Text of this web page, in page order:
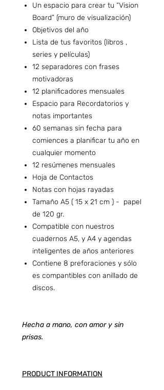
Un espacio para crear tu “Vision
Board” (muro de visualización)
Objetivos del año
Lista de tus favoritos (libros ,
series y películas)
12 separadores con frases
motivadoras
12 planificadores mensuales
Espacio para Recordatorios y
notas importantes
60 semanas sin fecha para
comiences a planificar tu año en
cualquier momento
12 resúmenes mensuales
Hoja de Contactos
Notas con hojas rayadas
Tamaño A5 ( 15 x 21 cm ) - papel
de 120 gr.
Compatible con nuestros
cuadernos A5, y A4 y agendas
inteligentes de años anteriores
Contiene 8 preforaciones y sólo
es compantibles con anillado de
discos.
Hecha a mano, con amor y sin
prisas.
PRODUCT INFORMATION